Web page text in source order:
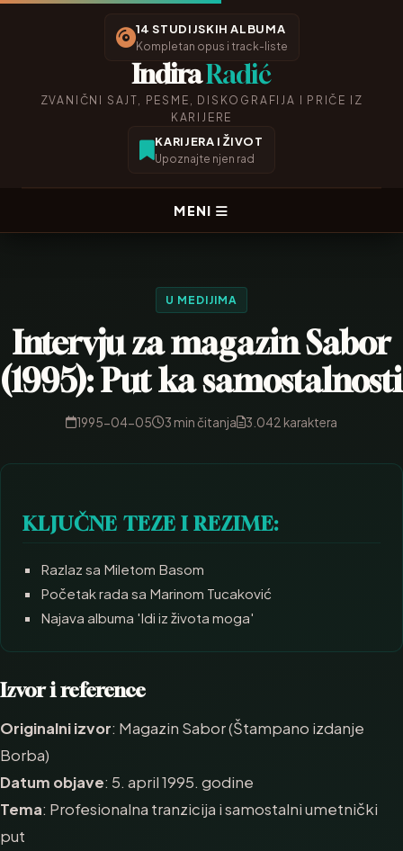
14 STUDIJSKIH ALBUMA
Kompletan opus i track-liste
IndiraRadić
ZVANIČNI SAJT, PESME, DISKOGRAFIJA I PRIČE IZ
KARIJERE
KARIJERA I ŽIVOT
Upoznajte njen rad
MENI
U MEDIJIMA
Intervju za magazin Sabor
(1995): Put ka samostalnosti
1995-04-05 3 min čitanja 3.042 karaktera
KLJUČNE TEZE I REZIME:
Razlaz sa Miletom Basom
Početak rada sa Marinom Tucaković
Najava albuma 'Idi iz života moga'
Izvor i reference
Originalni izvor: Magazin Sabor (Štampano izdanje
Borba)
Datum objave: 5. april 1995. godine
Tema: Profesionalna tranzicija i samostalni umetnički
put